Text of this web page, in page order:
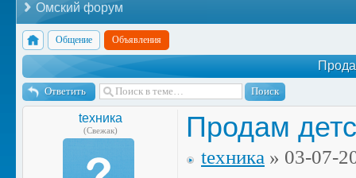
Омский форум
Общение Объявления
Ответить
tехника
(Свежак) Продам
tехника » 03-07-